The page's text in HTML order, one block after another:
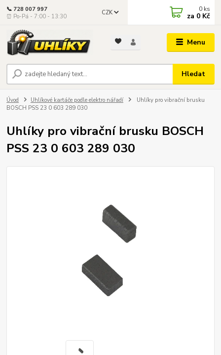
Menu
CZK
Hledat
📞 728 007 997
⏰ Po-Pá - 7:00 - 13:30
0 ks
za 0 Kč
Úvod Uhlíkové kartáče podle elektro nářadí
Uhlíky pro vibrační brusku
BOSCH PSS 23 0 603 289 030
Uhlíky pro vibrační brusku BOSCH
PSS 23 0 603 289 030